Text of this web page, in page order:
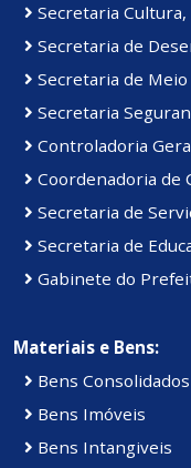
Secretaria
Secretaria de
Secretaria de
Secretaria
Controladoria
Coordenadoria de
Secretaria de
Secretaria de
Gabinete do
Materiais e Bens:
Bens Consolidados
Bens Imóveis
Bens Intangiveis